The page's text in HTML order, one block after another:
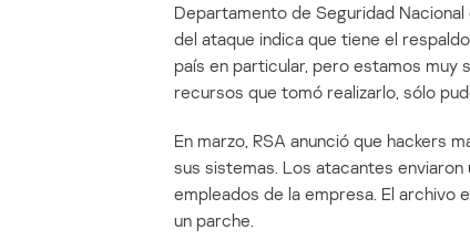
Departamento de Seguridad
del ataque indica que tiene el
país en particular, pero estamos muy
recursos que tomó realizarlo, sólo
En marzo, RSA anunció que hackers
sus sistemas. Los atacantes
empleados de la empresa. El archivo
un parche.